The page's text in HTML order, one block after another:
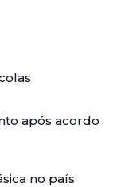
após acordo
no país